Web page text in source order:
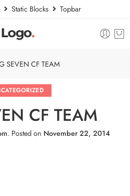
Static Blocks Topbar
SEVEN CF TEAM
CF TEAM
. Posted on November 22, 2014